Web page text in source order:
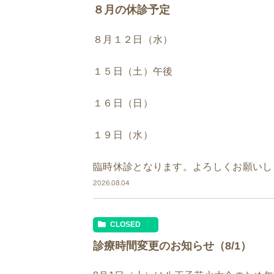
８月の休診予定
８月１２日（水）
１５日（土）午後
１６日（日）
１９日（水）
臨時休診となります。よろしくお願い
2026.08.04
CLOSED
診療時間変更のお知らせ（8/1）